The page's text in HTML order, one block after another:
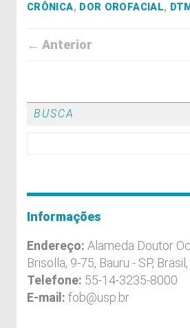
CRÔNICA, DOR OROFACIAL, DTM
← Anterior
BUSCA
Informações
Endereço: Alameda Doutor
Brisolla, 9-75, Bauru - SP,
Telefone: 55-14-3235-8000
E-mail: fob@usp.br